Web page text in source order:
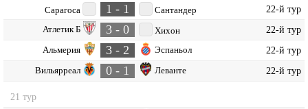
Сарагоса 1 - 1 Сантандер 22-й тур
Атлетик Б 3 - 0 Хихон 22-й тур
Альмерия 3 - 2 Эспаньол 22-й тур
Вильярреал 0 - 1 Леванте 22-й тур
21 тур